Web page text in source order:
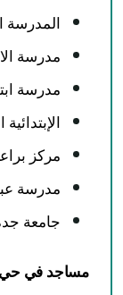
المدرسة
مدرسة
مدرسة
الإبتدائية
مركز
مدرسة
جامعة
مساجد في حي